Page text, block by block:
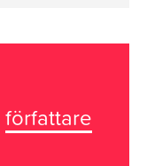
författare